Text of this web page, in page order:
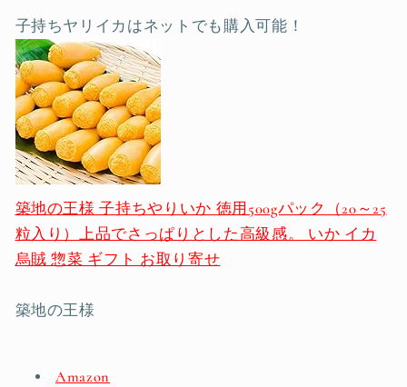
子持ちヤリイカはネットでも購入可能！
築地の王様 子持ちやりいか 徳用500gパック（20～25
粒入り）上品でさっぱりとした高級感。 いか イカ
烏賊 惣菜 ギフト お取り寄せ
築地の王様
Amazon